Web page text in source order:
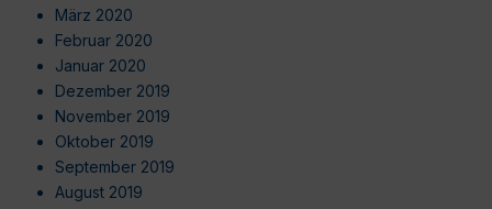
März 2020
Februar 2020
Januar 2020
Dezember 2019
November 2019
Oktober 2019
September 2019
August 2019